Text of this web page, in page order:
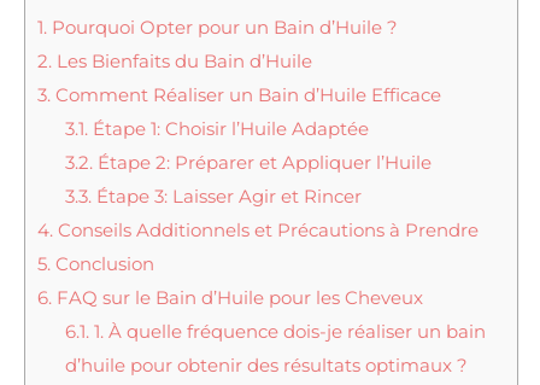
1. Pourquoi Opter pour un Bain d’Huile ?
2. Les Bienfaits du Bain d’Huile
3. Comment Réaliser un Bain d’Huile Efficace
3.1.Étape 1: Choisir l’Huile Adaptée
3.2.Étape 2: Préparer et Appliquer l’Huile
3.3.Étape 3: Laisser Agir et Rincer
4. Conseils Additionnels et Précautions à Prendre
5. Conclusion
6. FAQ sur le Bain d’Huile pour les Cheveux
6.1.1. À quelle fréquence dois-je réaliser un bain
d’huile pour obtenir des résultats optimaux ?